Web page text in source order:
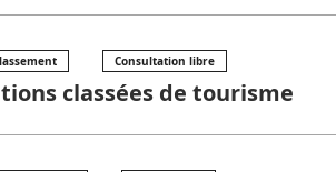
Consultation libre
classées de tourisme